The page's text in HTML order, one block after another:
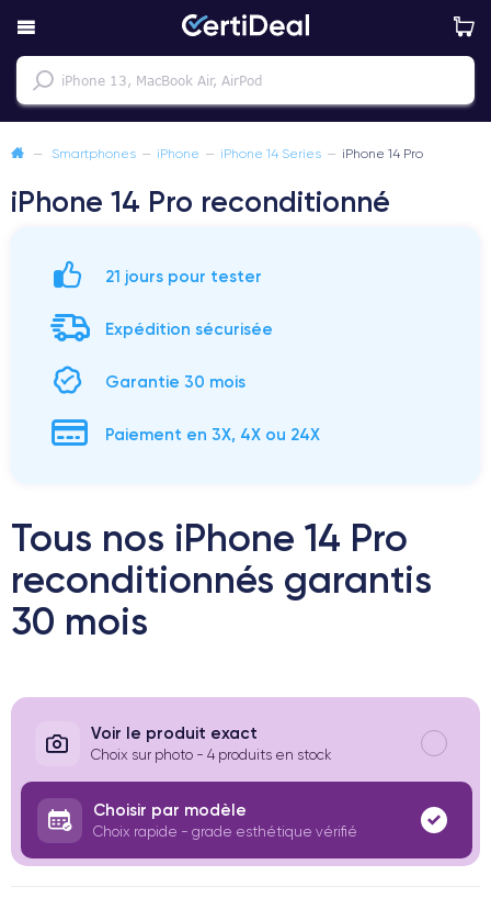
— Smartphones — iPhone — iPhone 14 Series — iPhone 14 Pro
iPhone 14 Pro reconditionné
21 jours pour tester
Expédition sécurisée
Garantie 30 mois
Paiement en 3X, 4X ou 24X
Tous nos iPhone 14 Pro
reconditionnés garantis
30 mois
Voir le produit exact
Choix sur photo - 4 produits en stock
Choisir par modèle
Choix rapide - grade esthétique vérifié